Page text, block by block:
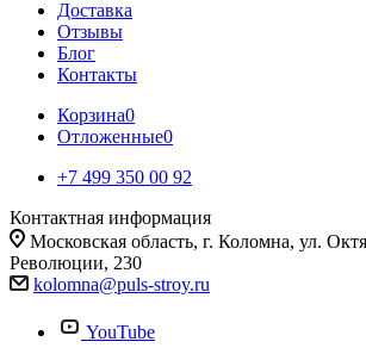
Доставка
Отзывы
Блог
Контакты
Корзина0
Отложенные0
+7 499 350 00 92
Контактная информация
Московская область, г. Коломна, ул.
Революции, 230
kolomna@puls-stroy.ru
YouTube